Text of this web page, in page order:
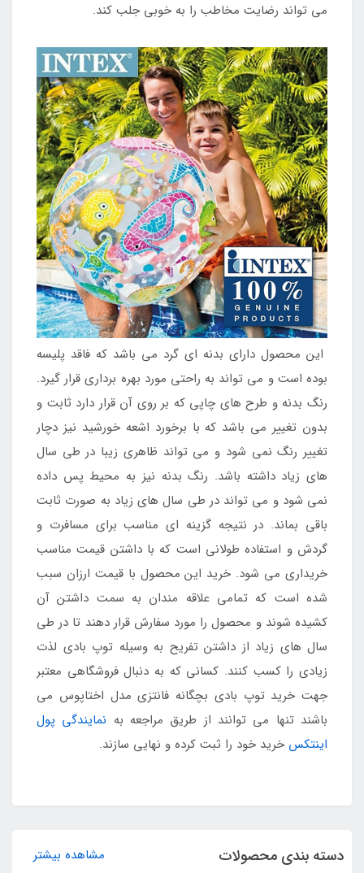
می تواند رضایت مخاطب را به خوبی جلب کند.
این محصول دارای بدنه ای گرد می باشد که فاقد پلیسه
بوده است و می تواند به راحتی مورد بهره برداری قرار گیرد.
رنگ بدنه و طرح های چاپی که بر روی آن قرار دارد ثابت و
بدون تغییر می باشد که با برخورد اشعه خورشید نیز دچار
تغییر رنگ نمی شود و می تواند ظاهری زیبا در طی سال
های زیاد داشته باشد. رنگ بدنه نیز به محیط پس داده
نمی شود و می تواند در طی سال های زیاد به صورت ثابت
باقی بماند. در نتیجه گزینه ای مناسب برای مسافرت و
گردش و استفاده طولانی است که با داشتن قیمت مناسب
خریداری می شود. خرید این محصول با قیمت ارزان سبب
شده است که تمامی علاقه مندان به سمت داشتن آن
کشیده شوند و محصول را مورد سفارش قرار دهند تا در طی
سال های زیاد از داشتن تفریح به وسیله توپ بادی لذت
زیادی را کسب کنند. کسانی که به دنبال فروشگاهی معتبر
جهت خرید توپ بادی بچگانه فانتزی مدل اختاپوس می
باشند تنها می توانند از طریق مراجعه به نمایندگی پول
اینتکس خرید خود را ثبت کرده و نهایی سازند.
دسته بندی محصولات مشاهده بیشتر